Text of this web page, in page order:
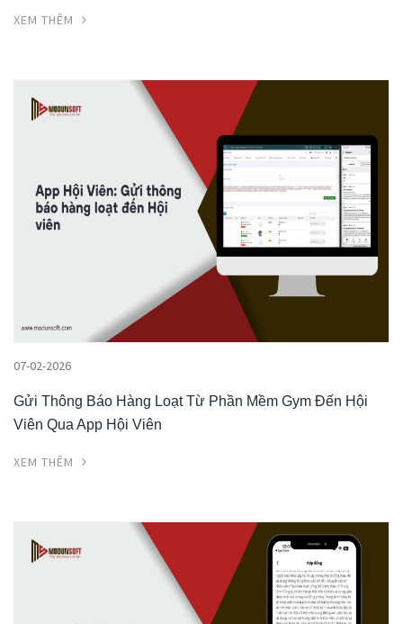
XEM THÊM
07-02-2026
Gửi Thông Báo Hàng Loạt Từ Phần Mềm Gym Đến Hội
Viên Qua App Hội Viên
XEM THÊM